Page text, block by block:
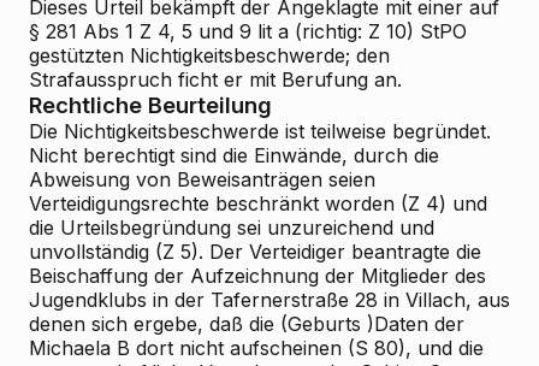
Dieses Urteil bekämpft der Angeklagte mit einer auf
§ 281 Abs 1 Z 4, 5 und 9 lit a (richtig: Z 10) StPO
gestützten Nichtigkeitsbeschwerde; den
Strafausspruch ficht er mit Berufung an.
Rechtliche Beurteilung
Die Nichtigkeitsbeschwerde ist teilweise begründet.
Nicht berechtigt sind die Einwände, durch die
Abweisung von Beweisanträgen seien
Verteidigungsrechte beschränkt worden (Z 4) und
die Urteilsbegründung sei unzureichend und
unvollständig (Z 5). Der Verteidiger beantragte die
Beischaffung der Aufzeichnung der Mitglieder des
Jugendklubs in der Tafernerstraße 28 in Villach, aus
denen sich ergebe, daß die (Geburts )Daten der
Michaela B dort nicht aufscheinen (S 80), und die